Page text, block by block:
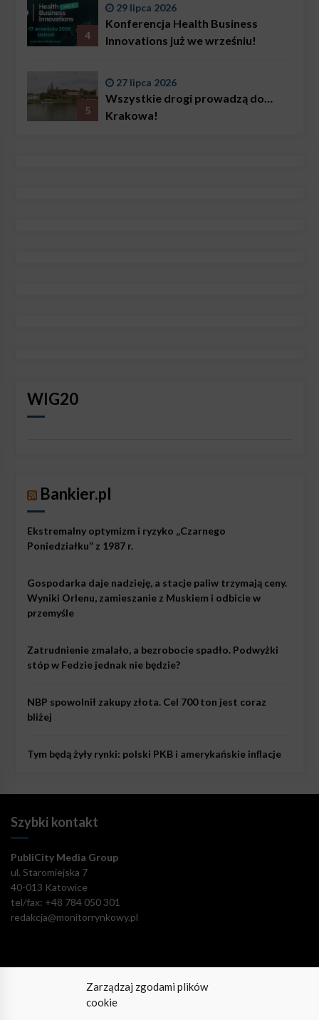
Zarządzaj zgodami plików
cookie
4
29 lipca 2026
Konferencja Health Business
Innovations już we wrześniu!
5
27 lipca 2026
Wszystkie drogi prowadzą do…
Krakowa!
WIG20
Bankier.pl
Ekstremalny optymizm i ryzyko „Czarnego
Poniedziałku” z 1987 r.
Gospodarka daje nadzieję, a stacje paliw trzymają ceny.
Wyniki Orlenu, zamieszanie z Muskiem i odbicie w
przemyśle
Zatrudnienie zmalało, a bezrobocie spadło. Podwyżki
stóp w Fedzie jednak nie będzie?
NBP spowolnił zakupy złota. Cel 700 ton jest coraz
bliżej
Tym będą żyły rynki: polski PKB i amerykańskie inflacje
Szybki kontakt
PubliCity Media Group
ul. Staromiejska 7
40-013 Katowice
tel/fax: +48 784 050 301
redakcja@monitorrynkowy.pl
Pozostańmy w kontakcie!